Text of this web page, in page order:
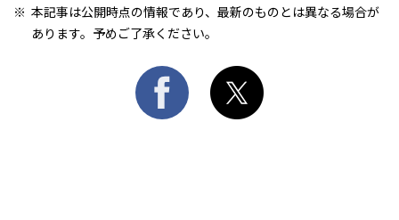
本記事は公開時点の情報であり、最新のものとは異なる場合が
あります。予めご了承ください。